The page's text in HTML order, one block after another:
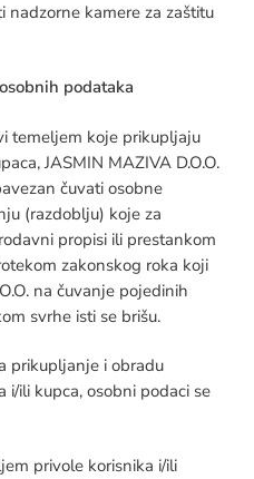
nadzorne kamere za zaštitu
podataka
temeljem koje prikupljaju
JASMIN MAZIVA D.O.O.
čuvati osobne
(razdoblju) koje za
propisi ili prestankom
zakonskog roka koji
na čuvanje pojedinih
svrhe isti se brišu.
prikupljanje i obradu
i/ili kupca, osobni podaci se
privole korisnika i/ili